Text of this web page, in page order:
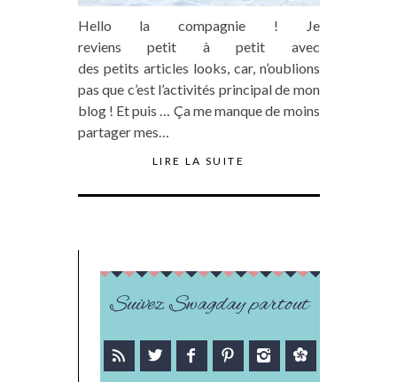
Hello la compagnie ! Je
reviens petit à petit avec
des petits articles looks, car, n’oublions
pas que c’est l’activités principal de mon
blog ! Et puis … Ça me manque de moins
partager mes…
LIRE LA SUITE
Suivez Swagday partout